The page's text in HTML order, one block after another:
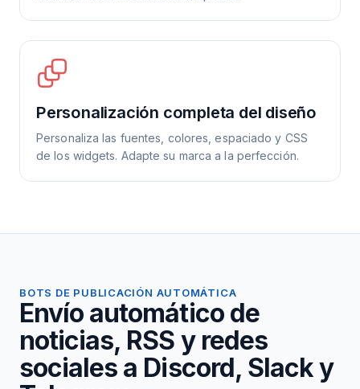
Personalización completa del diseño
Personaliza las fuentes, colores, espaciado y CSS
de los widgets. Adapte su marca a la perfección.
BOTS DE PUBLICACIÓN AUTOMÁTICA
Envío automático de
noticias, RSS y redes
sociales a Discord, Slack y